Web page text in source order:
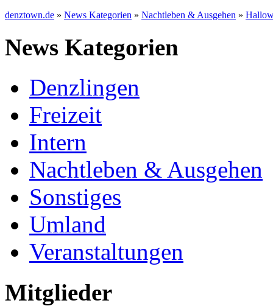
denztown.de » News Kategorien » Nachtleben & Ausgehen »
News Kategorien
Denzlingen
Freizeit
Intern
Nachtleben & Ausgehen
Sonstiges
Umland
Veranstaltungen
Mitglieder